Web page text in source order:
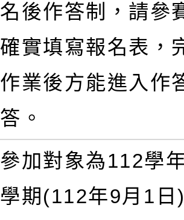
名後作答制，請參
確實填寫報名表，
作業後方能進入作
答。
參加對象為112學
學期(112年9月1日